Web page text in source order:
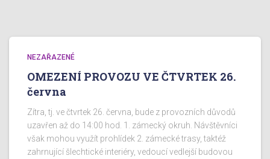
NEZAŘAZENÉ
OMEZENÍ PROVOZU VE ČTVRTEK 26.
června
Zítra, tj. ve čtvrtek 26. června, bude z provozních důvodů
uzavřen až do 14:00 hod. 1. zámecký okruh. Návštěvníci
však mohou využít prohlídek 2. zámecké trasy, taktéž
zahrnující šlechtické interiéry, vedoucí vedlejší budovou